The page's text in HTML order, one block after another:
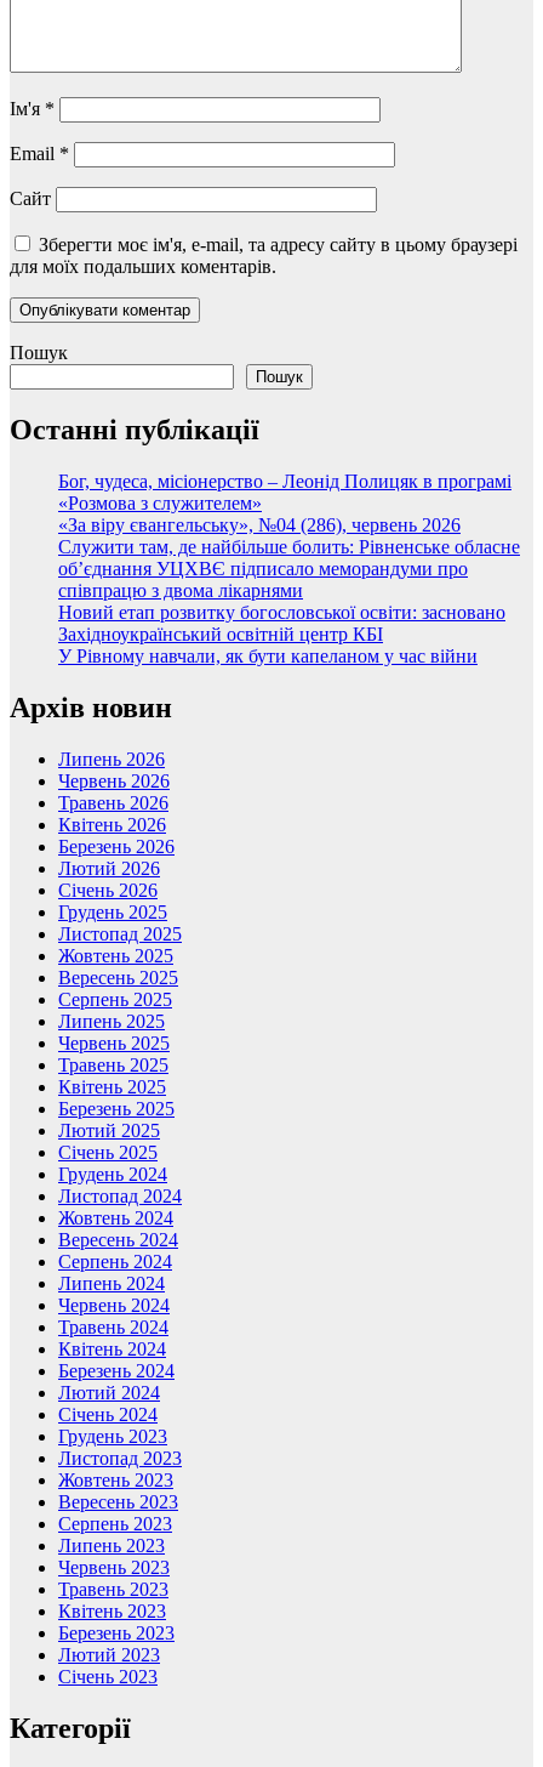
Ім'я *
Email *
Сайт
Зберегти моє ім'я, e-mail, та адресу сайту в цьому браузері
для моїх подальших коментарів.
Пошук
Пошук
Останні публікації
Бог, чудеса, місіонерство – Леонід Полицяк в програмі
«Розмова з служителем»
«За віру євангельську», №04 (286), червень 2026
Служити там, де найбільше болить: Рівненське обласне
об’єднання УЦХВЄ підписало меморандуми про
співпрацю з двома лікарнями
Новий етап розвитку богословської освіти: засновано
Західноукраїнський освітній центр КБІ
У Рівному навчали, як бути капеланом у час війни
Архів новин
Липень 2026
Червень 2026
Травень 2026
Квітень 2026
Березень 2026
Лютий 2026
Січень 2026
Грудень 2025
Листопад 2025
Жовтень 2025
Вересень 2025
Серпень 2025
Липень 2025
Червень 2025
Травень 2025
Квітень 2025
Березень 2025
Лютий 2025
Січень 2025
Грудень 2024
Листопад 2024
Жовтень 2024
Вересень 2024
Серпень 2024
Липень 2024
Червень 2024
Травень 2024
Квітень 2024
Березень 2024
Лютий 2024
Січень 2024
Грудень 2023
Листопад 2023
Жовтень 2023
Вересень 2023
Серпень 2023
Липень 2023
Червень 2023
Травень 2023
Квітень 2023
Березень 2023
Лютий 2023
Січень 2023
Категорії